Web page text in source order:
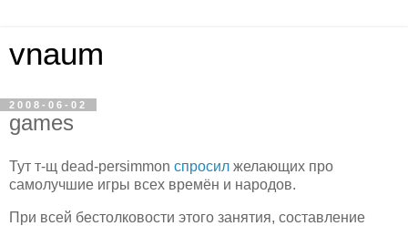
vnaum
2008-06-02
games
Тут т-щ dead-persimmon спросил желающих про
самолучшие игры всех времён и народов.
При всей бестолковости этого занятия, составление